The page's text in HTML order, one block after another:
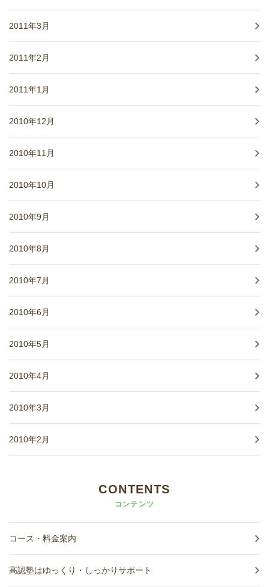
2011年3月
2011年2月
2011年1月
2010年12月
2010年11月
2010年10月
2010年9月
2010年8月
2010年7月
2010年6月
2010年5月
2010年4月
2010年3月
2010年2月
CONTENTS
コンテンツ
コース・料金案内
高認塾はゆっくり・しっかりサポート